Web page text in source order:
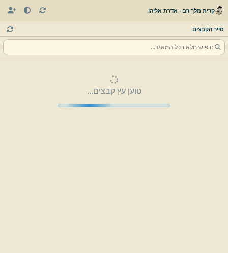
קרית מלך רב - אדרת אליהו
סייר הקבצים
טוען עץ קבצים...